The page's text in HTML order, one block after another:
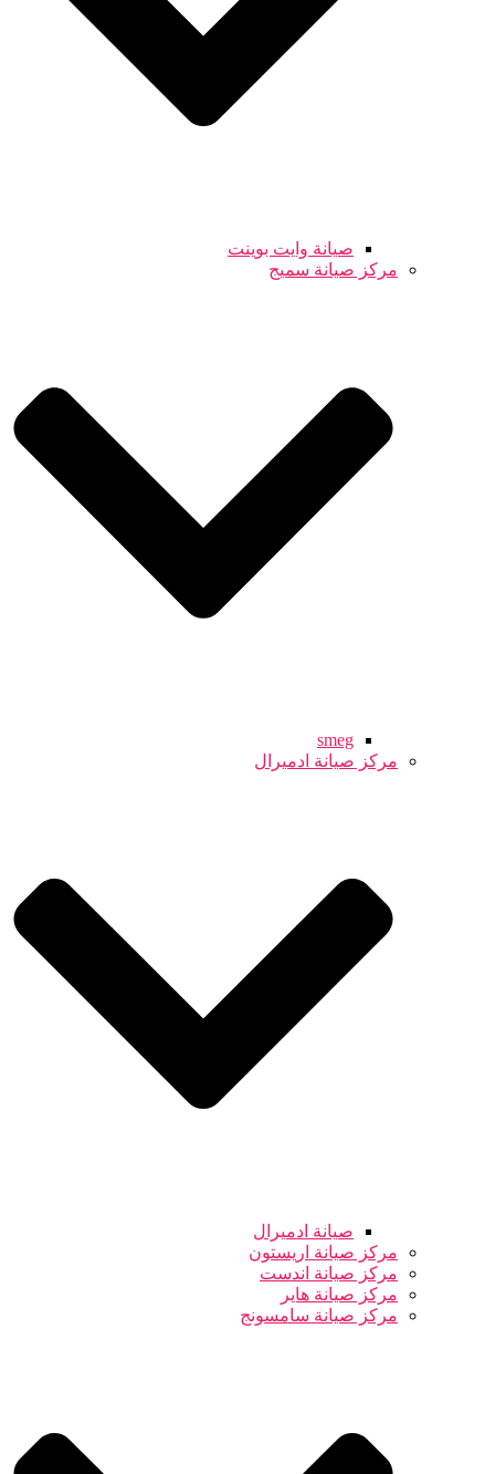
صيانة وايت بوينت
مركز صيانة سميج
smeg
مركز صيانة ادميرال
صيانة ادميرال
مركز صيانة اريستون
مركز صيانة اندست
مركز صيانة هاير
مركز صيانة سامسونج